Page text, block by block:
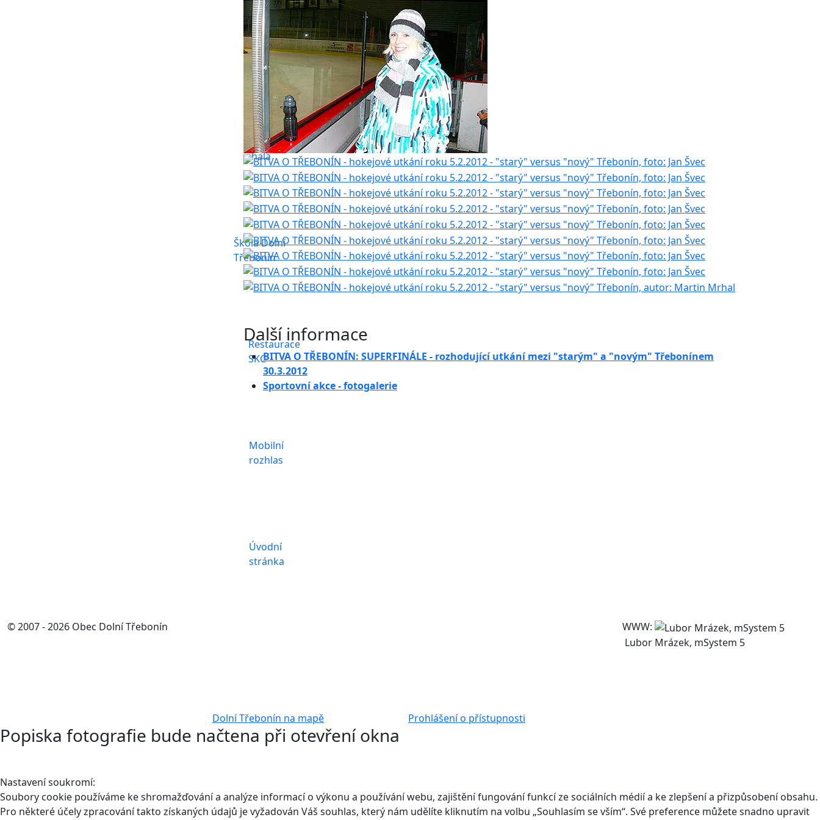
Fotogalerie
Sportovní
hala
Škola Dolní
Třebonín
Restaurace
SKC
Mobilní
rozhlas
Úvodní
stránka
Další informace
BITVA O TŘEBONÍN: SUPERFINÁLE - rozhodující utkání mezi "starým" a "novým" Třebonínem
30.3.2012
Sportovní akce - fotogalerie
Dolní Třebonín na mapě Prohlášení o přístupnosti
© 2007 - 2026 Obec Dolní Třebonín
WWW:
Lubor Mrázek, mSystem 5
Popiska fotografie bude načtena při otevření okna
Nastavení soukromí:
Soubory cookie používáme ke shromažďování a analýze informací o výkonu a používání webu, zajištění fungování funkcí ze sociálních médií a ke zlepšení a přizpůsobení obsahu.
Pro některé účely zpracování takto získaných údajů je vyžadován Váš souhlas, který nám udělíte kliknutím na volbu „Souhlasím se vším“. Své preference můžete snadno upravit